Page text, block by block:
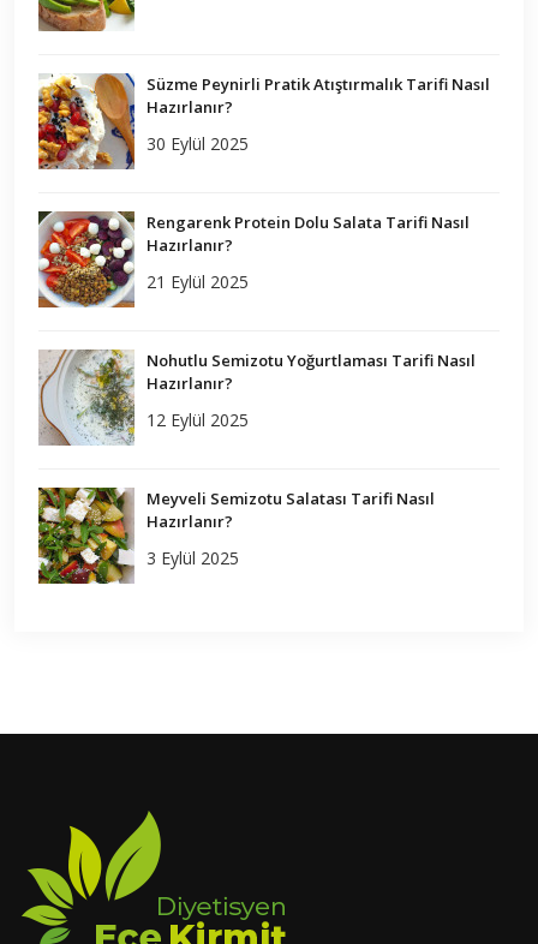
Süzme Peynirli Pratik Atıştırmalık Tarifi Nasıl
Hazırlanır?
30 Eylül 2025
Rengarenk Protein Dolu Salata Tarifi Nasıl
Hazırlanır?
21 Eylül 2025
Nohutlu Semizotu Yoğurtlaması Tarifi Nasıl
Hazırlanır?
12 Eylül 2025
Meyveli Semizotu Salatası Tarifi Nasıl
Hazırlanır?
3 Eylül 2025